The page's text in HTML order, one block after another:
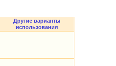
Другие варианты
использования